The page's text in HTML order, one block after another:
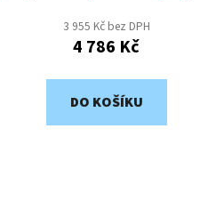
3 955 Kč bez DPH
4 786 Kč
DO KOŠÍKU